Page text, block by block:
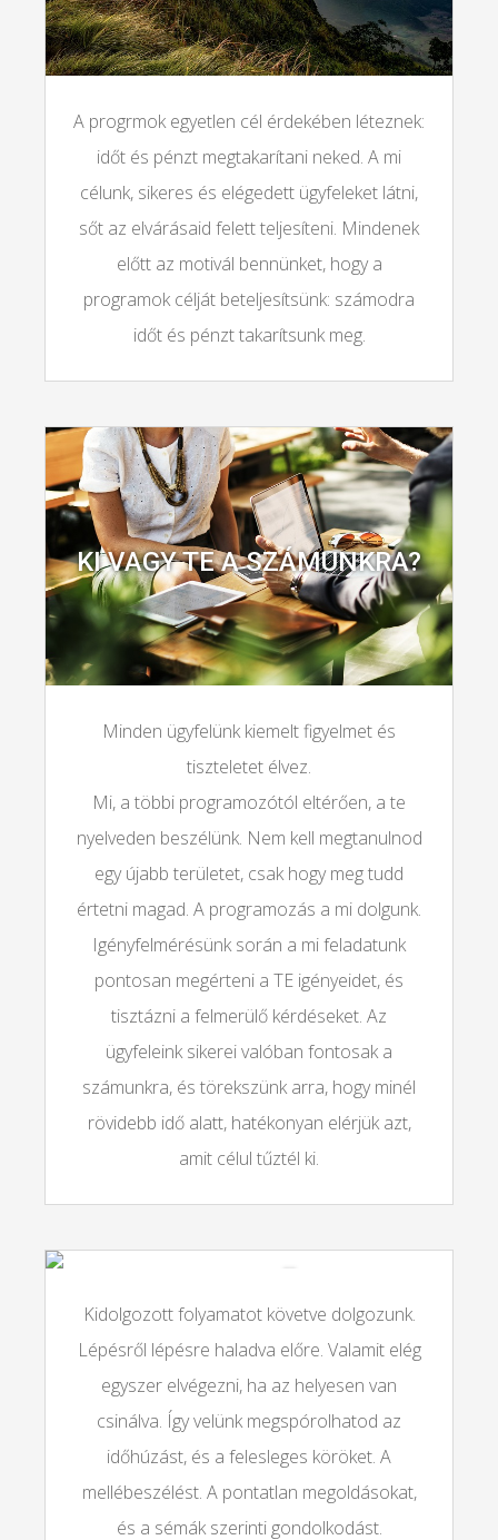
A progrmok egyetlen cél érdekében léteznek:
időt és pénzt megtakarítani neked. A mi
célunk, sikeres és elégedett ügyfeleket látni,
sőt az elvárásaid felett teljesíteni. Mindenek
előtt az motivál bennünket, hogy a
programok célját beteljesítsünk: számodra
időt és pénzt takarítsunk meg.
KI VAGY TE A SZÁMUNKRA?
Minden ügyfelünk kiemelt figyelmet és
tiszteletet élvez.
Mi, a többi programozótól eltérően, a te
nyelveden beszélünk. Nem kell megtanulnod
egy újabb területet, csak hogy meg tudd
értetni magad. A programozás a mi dolgunk.
Igényfelmérésünk során a mi feladatunk
pontosan megérteni a TE igényeidet, és
tisztázni a felmerülő kérdéseket. Az
ügyfeleink sikerei valóban fontosak a
számunkra, és törekszünk arra, hogy minél
rövidebb idő alatt, hatékonyan elérjük azt,
amit célul tűztél ki.
VELÜNK TARTASZ?
Kidolgozott folyamatot követve dolgozunk.
Lépésről lépésre haladva előre. Valamit elég
egyszer elvégezni, ha az helyesen van
csinálva. Így velünk megspórolhatod az
időhúzást, és a felesleges köröket. A
mellébeszélést. A pontatlan megoldásokat,
és a sémák szerinti gondolkodást.